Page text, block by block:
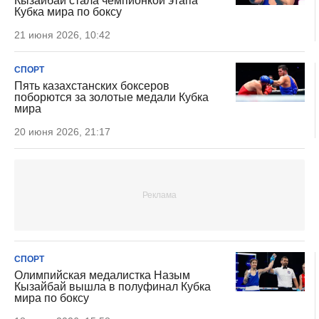
Кубка мира по боксу
21 июня 2026, 10:42
СПОРТ
Пять казахстанских боксеров
поборются за золотые медали Кубка
мира
20 июня 2026, 21:17
СПОРТ
Олимпийская медалистка Назым
Кызайбай вышла в полуфинал Кубка
мира по боксу